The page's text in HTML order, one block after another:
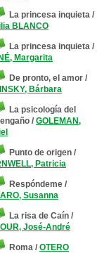
La princesa inquieta /
BLANCO
La princesa inquieta /
Margarita
De pronto, el amor /
Bárbara
La psicología del
/ GOLEMAN,
Punto de origen /
Patricia
Respóndeme /
Susanna
La risa de Caín /
José-André
Roma / OTERO